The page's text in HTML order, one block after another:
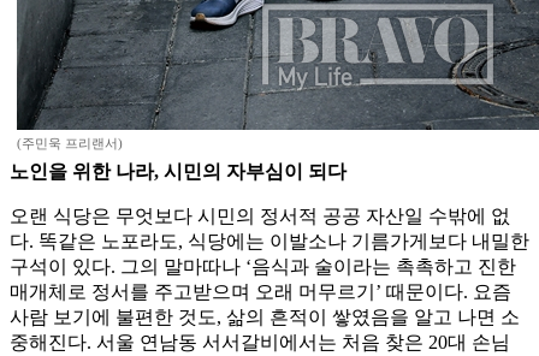
(주민욱 프리랜서)
노인을 위한 나라, 시민의 자부심이 되다
오랜 식당은 무엇보다 시민의 정서적 공공 자산일 수밖에 없
다. 똑같은 노포라도, 식당에는 이발소나 기름가게보다 내밀한
구석이 있다. 그의 말마따나 ‘음식과 술이라는 촉촉하고 진한
매개체로 정서를 주고받으며 오래 머무르기’ 때문이다. 요즘
사람 보기에 불편한 것도, 삶의 흔적이 쌓였음을 알고 나면 소
중해진다. 서울 연남동 서서갈비에서는 처음 찾은 20대 손님